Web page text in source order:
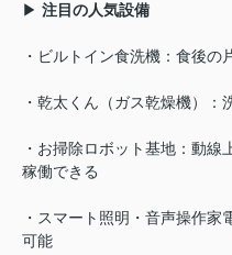
▶ 注目の人気設備
・ビルトイン食洗機：食後の
・乾太くん（ガス乾燥機）：
・お掃除ロボット基地：動
稼働できる
・スマート照明・音声操作
可能